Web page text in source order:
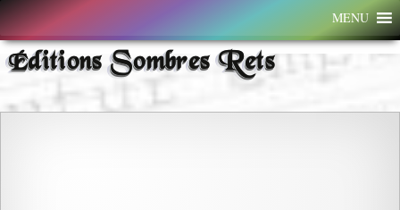
Aller
au
contenu
MENU
Éditions Sombres Rets